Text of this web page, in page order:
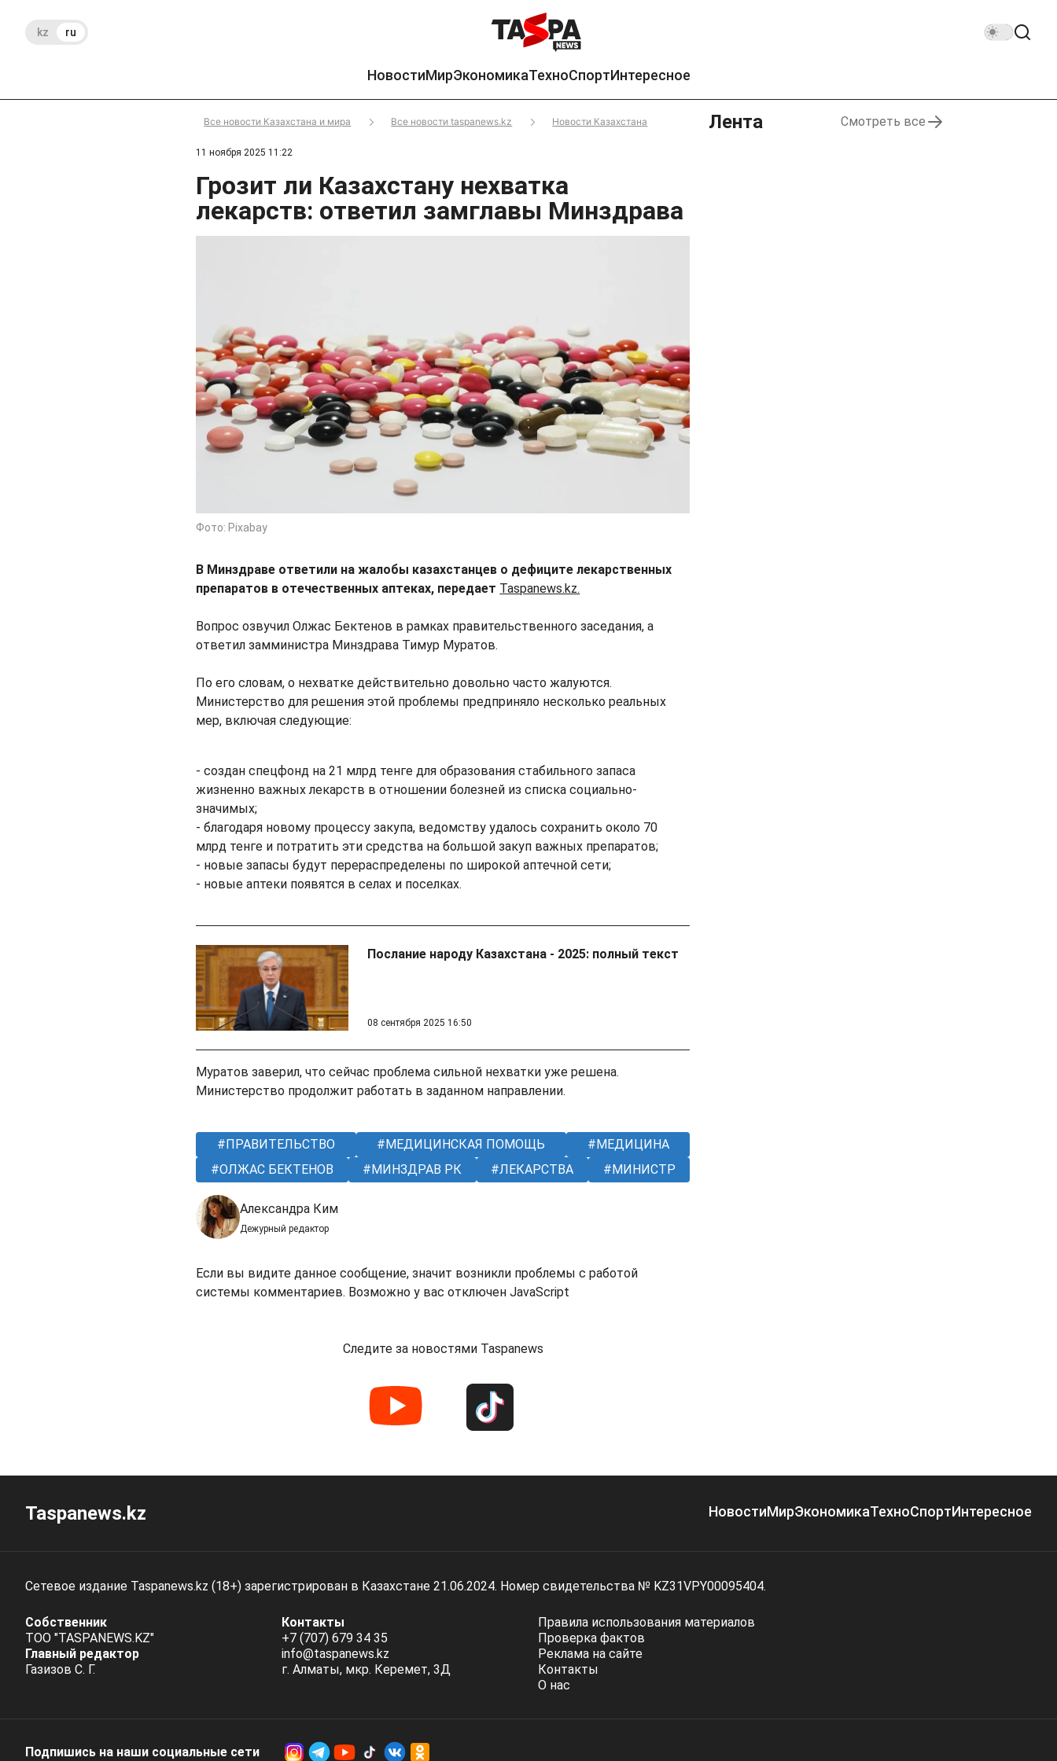
kz ru
НовостиМирЭкономикаТехноСпортИнтересное
Все новости Казахстана и мира Все новости taspanews.kz Новости Казахстана
11 ноября 2025 11:22
Грозит ли Казахстану нехватка
лекарств: ответил замглавы Минздрава
Фото: Pixabay
В Минздраве ответили на жалобы казахстанцев о дефиците лекарственных
препаратов в отечественных аптеках, передает Taspanews.kz.
Вопрос озвучил Олжас Бектенов в рамках правительственного заседания, а
ответил замминистра Минздрава Тимур Муратов.
По его словам, о нехватке действительно довольно часто жалуются.
Министерство для решения этой проблемы предприняло несколько реальных
мер, включая следующие:
- создан спецфонд на 21 млрд тенге для образования стабильного запаса
жизненно важных лекарств в отношении болезней из списка социально-
значимых;
- благодаря новому процессу закупа, ведомству удалось сохранить около 70
млрд тенге и потратить эти средства на большой закуп важных препаратов;
- новые запасы будут перераспределены по широкой аптечной сети;
- новые аптеки появятся в селах и поселках.
Послание народу Казахстана - 2025: полный текст
08 сентября 2025 16:50
Муратов заверил, что сейчас проблема сильной нехватки уже решена.
Министерство продолжит работать в заданном направлении.
ПРАВИТЕЛЬСТВО МЕДИЦИНСКАЯ ПОМОЩЬ
МЕДИЦИНА
ОЛЖАС БЕКТЕНОВ
МИНЗДРАВ РК ЛЕКАРСТВА МИНИСТР
Александра Ким
Дежурный редактор
Если вы видите данное сообщение, значит возникли проблемы с работой
системы комментариев. Возможно у вас отключен JavaScript
Следите за новостями Taspanews
Лента Смотреть все
Taspanews.kz НовостиМирЭкономикаТехноСпортИнтересное
Сетевое издание Taspanews.kz (18+) зарегистрирован в Казахстане 21.06.2024. Номер свидетельства № KZ31VPY00095404.
Собственник
ТОО "TASPANEWS.KZ"
Главный редактор
Газизов С. Г.
Контакты
+7 (707) 679 34 35
info@taspanews.kz
г. Алматы, мкр. Керемет, 3Д
Правила использования материалов
Проверка фактов
Реклама на сайте
Контакты
О нас
Подпишись на наши социальные cети